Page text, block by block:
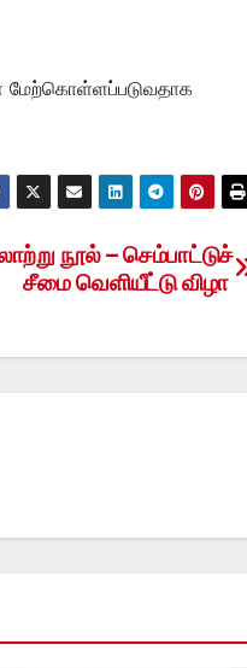
மேற்கொள்ளப்படுவதாக
நூல் – செம்பாட்டுச்
சீமை வெளியீட்டு விழா